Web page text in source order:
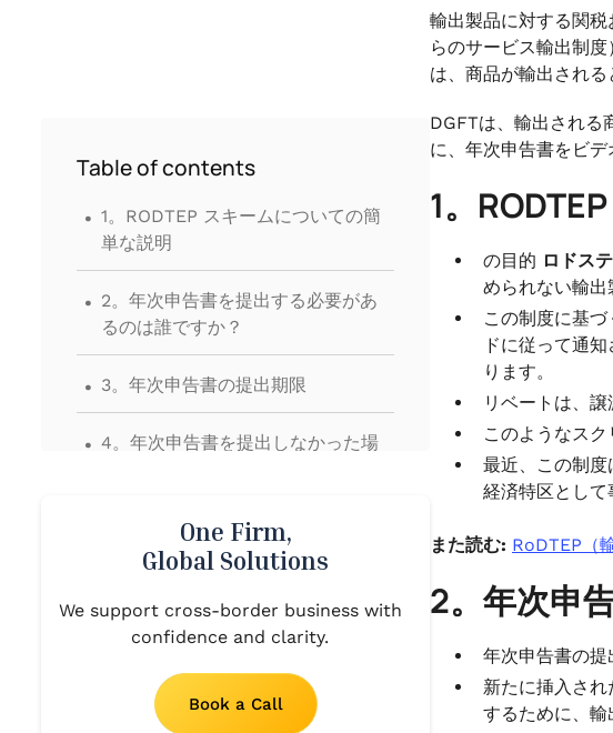
Table of contents
. 1。RODTEP スキームについての簡
単な説明
. 2。年次申告書を提出する必要があ
るのは誰ですか？
. 3。年次申告書の提出期限
. 4。年次申告書を提出しなかった場
5。その他考慮すべき点
情報
One Firm,
Global Solutions
We support cross-border business with
confidence and clarity.
Book a Call
輸出製品に対する関
らのサービス輸出制
は、商品が輸出される
DGFTは、輸出される
に、年次申告書をビ
1。
の目的 ロドス
められない輸出
この制度に基
ドに従って通
ります。
リベートは、
このようなス
最近、この制
経済特区として
また読む: RoDTEP（
2。年次申
年次申告書の提
新たに挿入さ
するために、輸